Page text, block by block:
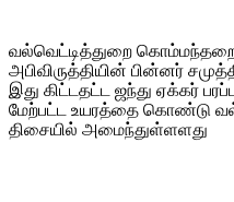
வல்வெட்டித்துறை கொம்மந்தறை
அபிவிருத்தியின் பின்னர்
இது கிட்டதட்ட ஜந்து ஏக்கர்
மேற்பட்ட உயரத்தை கொண்டு
திசையில் அமைந்துள்ளளது